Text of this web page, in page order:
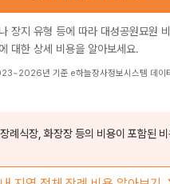
장지 유형 등에 따라 대성공원묘원
에 대한 상세 비용을 알아보세요.
년 기준 e하늘장사정보시스템 데이
례식장, 화장장 등의 비용이 포함된